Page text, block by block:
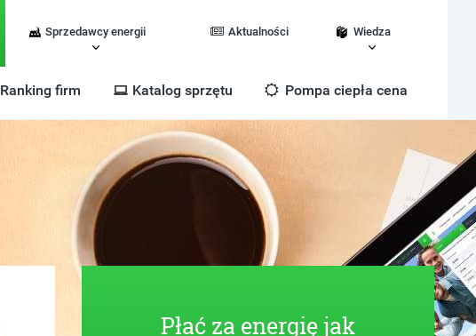
Sprzedawcy energii Aktualności Wiedza
Ranking firm Katalog sprzętu Pompa ciepła cena
Płać za energię jak